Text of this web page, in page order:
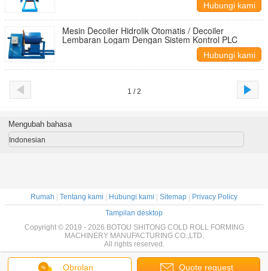
Hubungi kami
Mesin Decoiler Hidrolik Otomatis / Decoiler
Lembaran Logam Dengan Sistem Kontrol PLC
Hubungi kami
1 / 2
Obrolan Quote request
Mengubah bahasa
Indonesian
Rumah Tentang kami Hubungi kami Sitemap
Privacy Policy
Tampilan desktop
Copyright © 2019 - 2026 BOTOU SHITONG COLD ROLL FORMING
MACHINERY MANUFACTURING CO.,LTD.
All rights reserved.